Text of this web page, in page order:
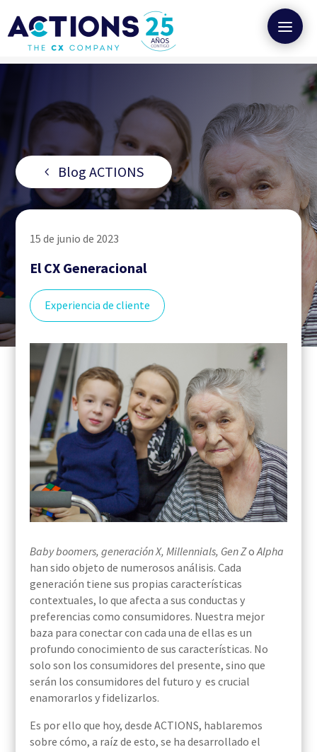
Blog ACTIONS
15 de junio de 2023
El CX Generacional
Experiencia de cliente
Baby boomers, generación X, Millennials, Gen ZoAlpha
han sido objeto de numerosos análisis. Cada
generación tiene sus propias características
contextuales, lo que afecta a sus conductas y
preferencias como consumidores. Nuestra mejor
baza para conectar con cada una de ellas es un
profundo conocimiento de sus características. No
solo son los consumidores del presente, sino que
serán los consumidores del futuro y es crucial
enamorarlos y fidelizarlos.
Es por ello que hoy, desde ACTIONS, hablaremos
sobre cómo, a raíz de esto, se ha desarrollado el